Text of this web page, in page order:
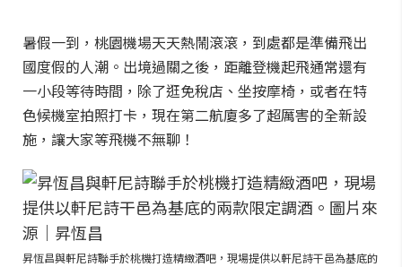
暑假一到，桃園機場天天熱鬧滾滾，到處都是準備飛出
國度假的人潮。出境過關之後，距離登機起飛通常還有
一小段等待時間，除了逛免稅店、坐按摩椅，或者在特
色候機室拍照打卡，現在第二航廈多了超厲害的全新設
施，讓大家等飛機不無聊！
昇恆昌與軒尼詩聯手於桃機打造精緻酒吧，現場提供以軒尼詩干邑為基底的